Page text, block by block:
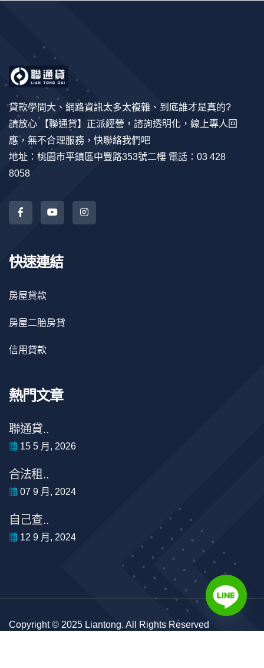
貸款學問大、網路資訊太多太複雜、到底誰才是真的?
請放心 【聯通貸】正派經營，諮詢透明化，線上專人回
應，無不合理服務，快聯絡我們吧
地址：桃園市平鎮區中豐路353號二樓 電話：03 428
8058
快速連結
房屋貸款
房屋二胎房貸
信用貸款
熱門文章
聯通貸..
15 5 月, 2026
合法租..
07 9 月, 2024
自己查..
12 9 月, 2024
Copyright © 2025 Liantong. All Rights Reserved